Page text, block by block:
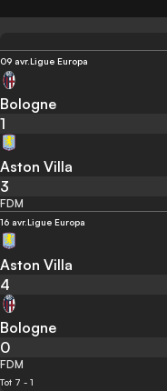
09 avr.Ligue Europa
Bologne
1
Aston Villa
3
FDM
16 avr.Ligue Europa
Aston Villa
4
Bologne
0
FDM
Tot 7 - 1